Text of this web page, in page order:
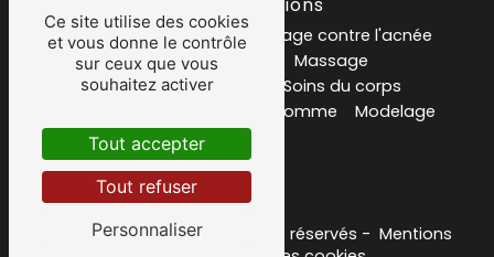
Institut de beauté
soin visage contre l'acnée
Salon de massage
Massage
carte ou bon cadeau
Soins du corps
Epilation homme
Modelage
Psoriasis
Vistalid- 2026 - Tous droits réservés - Mentions
Ce site utilise des cookies
et vous donne le contrôle
sur ceux que vous
souhaitez activer
Tout accepter
Tout refuser
Personnaliser